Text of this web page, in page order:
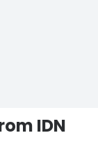
IDN